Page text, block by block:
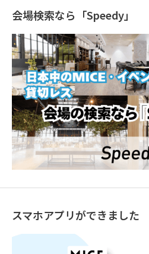
会場検索なら「Speedy」
スマホアプリができました